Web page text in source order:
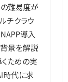
難易度が
チクラウ
導入
景を解説
くための実
時代に求